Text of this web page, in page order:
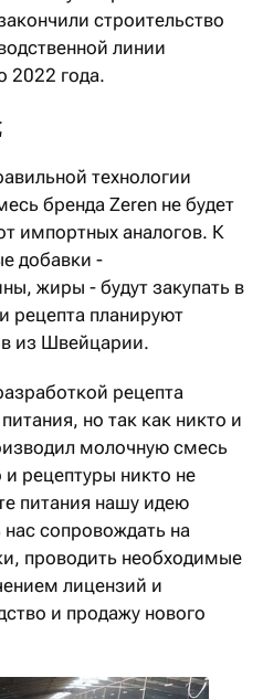
строительство
линии
2022 года.
технологии
бренда Zeren не будет
импортных аналогов. К
добавки -
жиры - будут закупать в
рецепта планируют
из Швейцарии.
рецепта
но так как никто и
молочную смесь
и рецептуры никто не
питания нашу идею
сопровождать на
проводить необходимые
лицензий и
и продажу нового